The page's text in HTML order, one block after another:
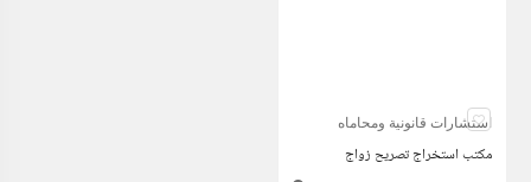
استشارات قانونية ومحاماه
مكتب استخراج تصريح زواج